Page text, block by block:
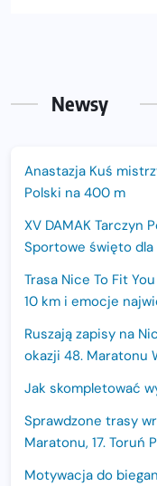
Newsy
Anastazja Kuś
Polski na 400 m
XV DAMAK Tarczyn
Sportowe święto dla
Trasa Nice To Fit
10 km i emocje
Ruszają zapisy na
okazji 48. Maratonu
Jak skompletować
Sprawdzone trasy
Maratonu, 17. Toruń
Motywacja do